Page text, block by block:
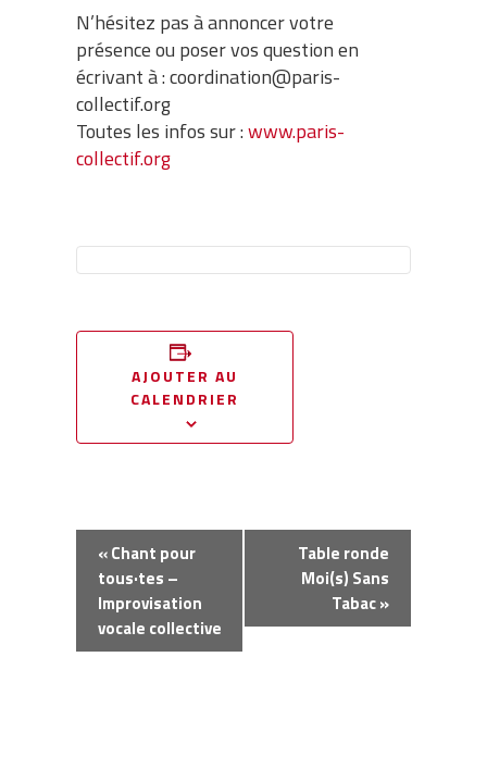
N’hésitez pas à annoncer votre
présence ou poser vos question en
écrivant à : coordination@paris-
collectif.org
Toutes les infos sur :www.paris-
collectif.org
AJOUTER AU
CALENDRIER
Navigation
Évènement
«Chant pour
tous·tes –
Improvisation
vocale collective
Table ronde
Moi(s) Sans
Tabac»